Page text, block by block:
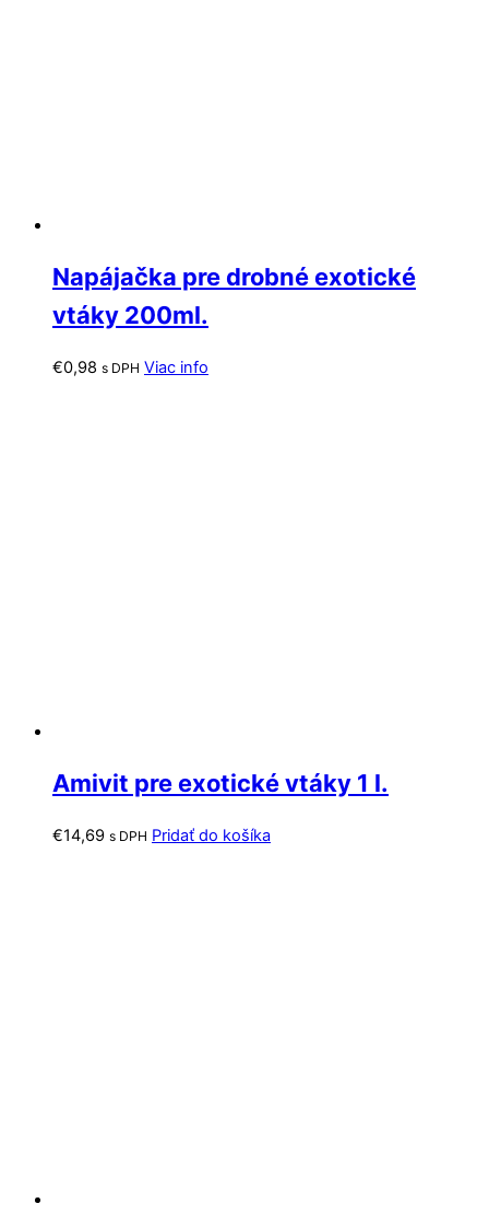
Napájačka pre drobné exotické
vtáky 200ml.
€0,98 s DPH Viac info
Amivit pre exotické vtáky 1 l.
€14,69 s DPH Pridať do košíka